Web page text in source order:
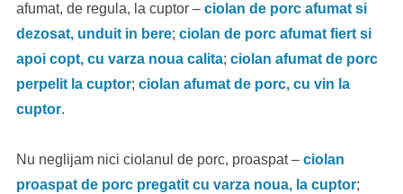
afumat, de regula, la cuptor – ciolan de porc afumat si
dezosat, unduit in bere; ciolan de porc afumat fiert si
apoi copt, cu varza noua calita; ciolan afumat de porc
perpelit la cuptor; ciolan afumat de porc, cu vin la
cuptor.
Nu neglijam nici ciolanul de porc, proaspat – ciolan
proaspat de porc pregatit cu varza noua, la cuptor;